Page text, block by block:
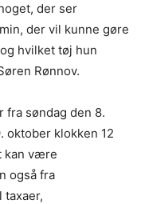
der ser
der vil kunne gøre
hvilket tøj hun
Rønnov.
søndag den 8.
oktober klokken 12
kan være
også fra
taxaer,